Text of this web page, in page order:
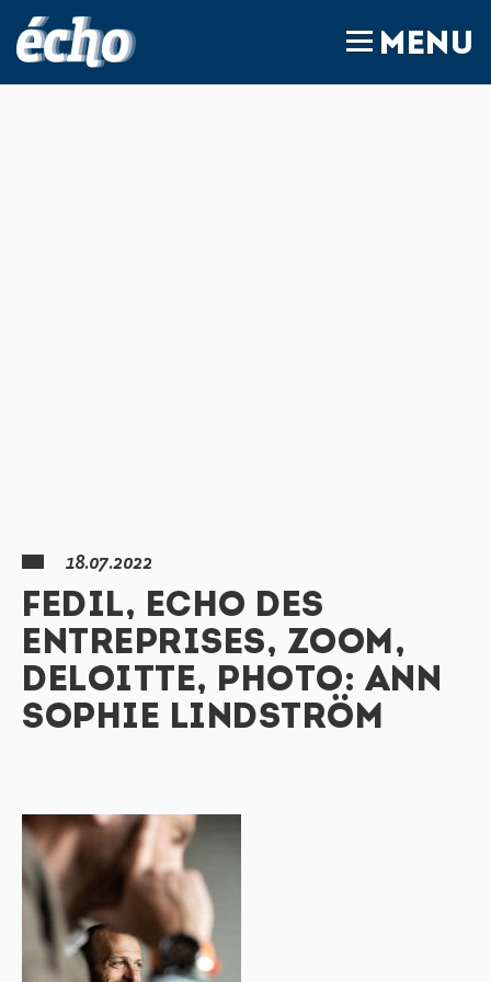
MENU
18.07.2022
FEDIL, ECHO DES
ENTREPRISES, ZOOM,
DELOITTE, PHOTO: ANN
SOPHIE LINDSTRÖM